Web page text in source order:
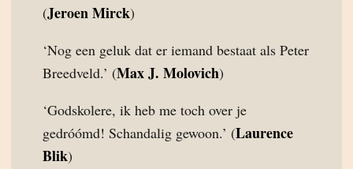
(Jeroen Mirck)
‘Nog een geluk dat er iemand bestaat als Peter
Breedveld.’ (Max J. Molovich)
‘Godskolere, ik heb me toch over je
gedróómd! Schandalig gewoon.’ (Laurence
Blik)